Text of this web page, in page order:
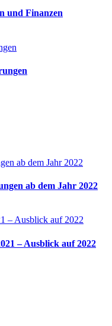
und Finanzen
ab dem Jahr 2022
ab dem Jahr 2022
– Ausblick auf 2022
– Ausblick auf 2022